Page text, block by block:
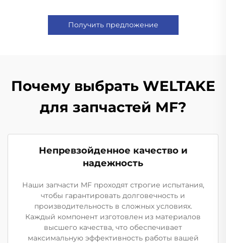
Получить предложение
Почему выбрать WELTAKE
для запчастей MF?
Непревзойденное качество и
надежность
Наши запчасти MF проходят строгие испытания,
чтобы гарантировать долговечность и
производительность в сложных условиях.
Каждый компонент изготовлен из материалов
высшего качества, что обеспечивает
максимальную эффективность работы вашей